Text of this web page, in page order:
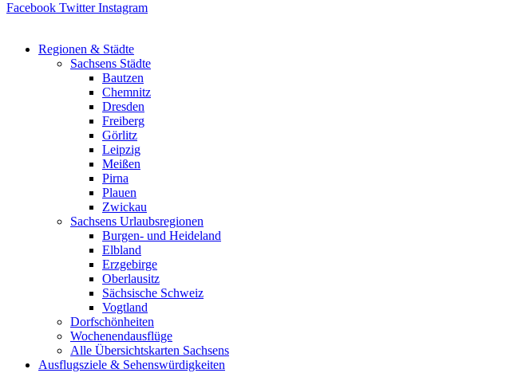
Facebook Twitter Instagram
Regionen & Städte
Sachsens Städte
Bautzen
Chemnitz
Dresden
Freiberg
Görlitz
Leipzig
Meißen
Pirna
Plauen
Zwickau
Sachsens Urlaubsregionen
Burgen- und Heideland
Elbland
Erzgebirge
Oberlausitz
Sächsische Schweiz
Vogtland
Dorfschönheiten
Wochenendausflüge
Alle Übersichtskarten Sachsens
Ausflugsziele & Sehenswürdigkeiten